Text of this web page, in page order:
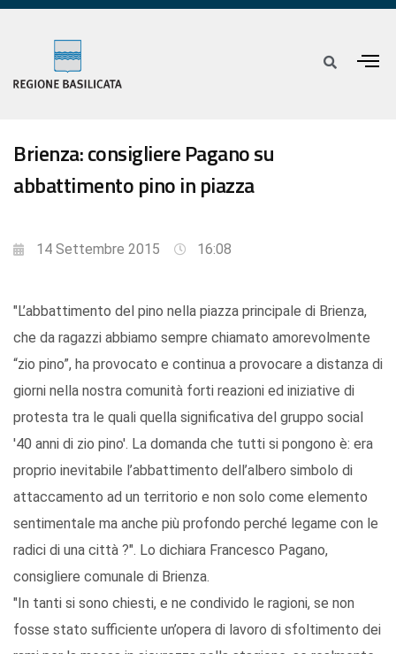
Brienza: consigliere Pagano su
abbattimento pino in piazza
14 Settembre 2015 16:08
"L’abbattimento del pino nella piazza principale di Brienza,
che da ragazzi abbiamo sempre chiamato amorevolmente
“zio pino”, ha provocato e continua a provocare a distanza di
giorni nella nostra comunità forti reazioni ed iniziative di
protesta tra le quali quella significativa del gruppo social
'40 anni di zio pino'. La domanda che tutti si pongono è: era
proprio inevitabile l’abbattimento dell’albero simbolo di
attaccamento ad un territorio e non solo come elemento
sentimentale ma anche più profondo perché legame con le
radici di una città ?". Lo dichiara Francesco Pagano,
consigliere comunale di Brienza.
"In tanti si sono chiesti, e ne condivido le ragioni, se non
fosse stato sufficiente un’opera di lavoro di sfoltimento dei